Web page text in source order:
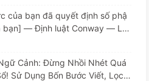
của bạn đã quyết định số phậ
bạn] — Định luật Conway — Lu
thấp suốt 56 năm Sự thay
Cảnh: Đừng Nhồi Nhét Quá
Sử Dụng Bốn Bước Viết, Lọc,